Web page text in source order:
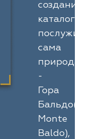
созданию
каталога
сама
природа
-
Гора
Бальдо(
Monte
Baldo),